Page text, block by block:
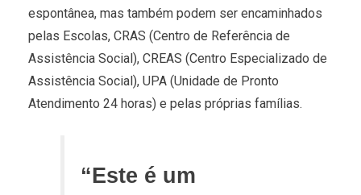
espontânea, mas também podem ser encaminhados
pelas Escolas, CRAS (Centro de Referência de
Assistência Social), CREAS (Centro Especializado de
Assistência Social), UPA (Unidade de Pronto
Atendimento 24 horas) e pelas próprias famílias.
“Este é um